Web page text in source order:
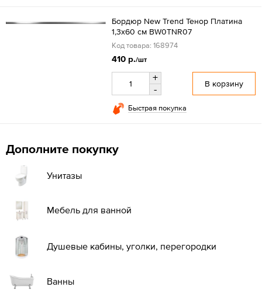
Бордюр New Trend Тенор Платина
1,3x60 см BW0TNR07
Код товара: 168974
410 р./шт
+
-
В корзину
Быстрая покупка
Дополните покупку
Унитазы
Мебель для ванной
Душевые кабины, уголки, перегородки
Ванны